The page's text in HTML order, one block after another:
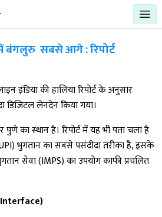
बंगलुरु सबसे आगे : रिपोर्ट
इंडिया की हालिया रिपोर्ट के अनुसार
लेनदेन किया गया।
का स्थान है। रिपोर्ट में यह भी पता चला है
भुगतान का सबसे पसंदीदा तरीका है, इसके
सेवा (IMPS) का उपयोग काफी प्रचलित